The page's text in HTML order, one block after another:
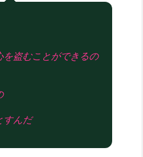
を盗むことができるの
すんだ